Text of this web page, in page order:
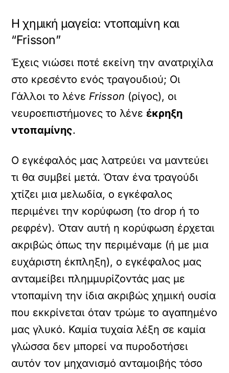
Η χημική μαγεία: ντοπαμίνη και
“Frisson”
Έχεις νιώσει ποτέ εκείνη την ανατριχίλα
στο κρεσέντο ενός τραγουδιού; Οι
Γάλλοι το λένε Frisson (ρίγος), οι
νευροεπιστήμονες το λένεέκρηξη
ντοπαμίνης.
Ο εγκέφαλός μας λατρεύει να μαντεύει
τι θα συμβεί μετά. Όταν ένα τραγούδι
χτίζει μια μελωδία, ο εγκέφαλος
περιμένει την κορύφωση (το drop ή το
ρεφρέν). Όταν αυτή η κορύφωση έρχεται
ακριβώς όπως την περιμέναμε (ή με μια
ευχάριστη έκπληξη), ο εγκέφαλος μας
ανταμείβει πλημμυρίζοντάς μας με
ντοπαμίνη την ίδια ακριβώς χημική ουσία
που εκκρίνεται όταν τρώμε το αγαπημένο
μας γλυκό. Καμία τυχαία λέξη σε καμία
γλώσσα δεν μπορεί να πυροδοτήσει
αυτόν τον μηχανισμό ανταμοιβής τόσο